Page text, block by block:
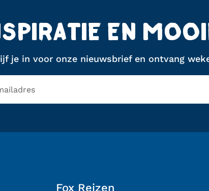
EN
je in voor onze nieuwsbrief en ontvang
Fox Reizen